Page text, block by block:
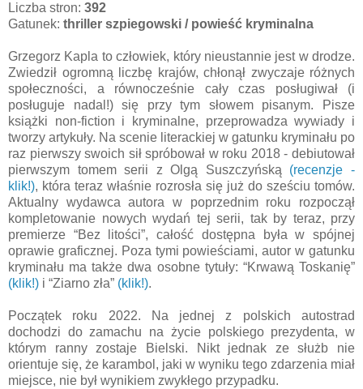
Liczba stron: 392
Gatunek: thriller szpiegowski / powieść kryminalna
Grzegorz Kapla to człowiek, który nieustannie jest w drodze.
Zwiedził ogromną liczbę krajów, chłonął zwyczaje różnych
społeczności, a równocześnie cały czas posługiwał (i
posługuje nadal!) się przy tym słowem pisanym. Pisze
książki non-fiction i kryminalne, przeprowadza wywiady i
tworzy artykuły. Na scenie literackiej w gatunku kryminału po
raz pierwszy swoich sił spróbował w roku 2018 - debiutował
pierwszym tomem serii z Olgą Suszczyńską (recenzje -
klik!), która teraz właśnie rozrosła się już do sześciu tomów.
Aktualny wydawca autora w poprzednim roku rozpoczął
kompletowanie nowych wydań tej serii, tak by teraz, przy
premierze “Bez litości”, całość dostępna była w spójnej
oprawie graficznej. Poza tymi powieściami, autor w gatunku
kryminału ma także dwa osobne tytuły: “Krwawą Toskanię”
(klik!) i “Ziarno zła” (klik!).
Początek roku 2022. Na jednej z polskich autostrad
dochodzi do zamachu na życie polskiego prezydenta, w
którym ranny zostaje Bielski. Nikt jednak ze służb nie
orientuje się, że karambol, jaki w wyniku tego zdarzenia miał
miejsce, nie był wynikiem zwykłego przypadku.